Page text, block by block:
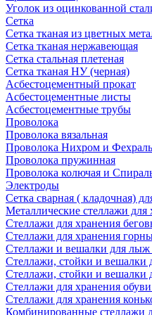
Уголок из оцинкованной
Сетка
Сетка тканая из цветных
Сетка тканая нержавеющая
Сетка стальная плетеная
Сетка тканая НУ (черная)
Асбестоцементный прокат
Асбестоцементные листы
Асбестоцементные трубы
Проволока
Проволока вязальная
Проволока Нихром и Фехраль
Проволока пружинная
Проволока колючая и
Электроды
Сетка сварная ( кладочная)
Металлические стеллажи для
Стеллажи для хранения
Стеллажи для хранения
Стеллажи и вешалки для лыж
Стеллажи, стойки и вешалки
Стеллажи, стойки и вешалки
Стеллажи для хранения
Стеллажи для хранения
Комбинированные стеллажи